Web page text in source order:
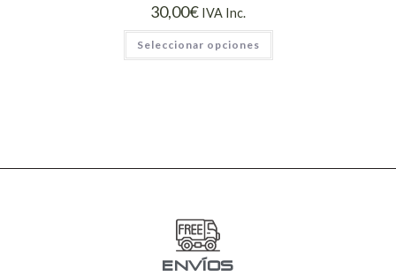
30,00€ IVA Inc.
Seleccionar opciones
ENVÍOS